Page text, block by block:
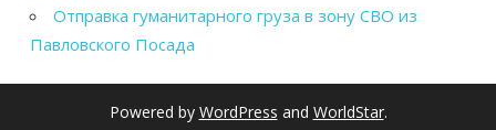
Отправка гуманитарного груза в зону СВО из
Павловского Посада
Powered by WordPress and WorldStar.